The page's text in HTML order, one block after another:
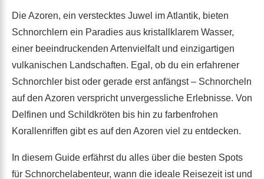
Die Azoren, ein verstecktes Juwel im Atlantik, bieten
Schnorchlern ein Paradies aus kristallklarem Wasser,
einer beeindruckenden Artenvielfalt und einzigartigen
vulkanischen Landschaften. Egal, ob du ein erfahrener
Schnorchler bist oder gerade erst anfängst – Schnorcheln
auf den Azoren verspricht unvergessliche Erlebnisse. Von
Delfinen und Schildkröten bis hin zu farbenfrohen
Korallenriffen gibt es auf den Azoren viel zu entdecken.
In diesem Guide erfährst du alles über die besten Spots
für Schnorchelabenteur, wann die ideale Reisezeit ist und